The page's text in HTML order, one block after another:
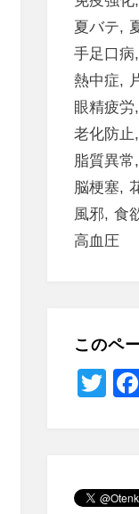
夏バテ
手足口病
熱中症
眼精疲労
老化防止
脂質異常
脳梗塞
風邪
食
高血圧
このペ
T